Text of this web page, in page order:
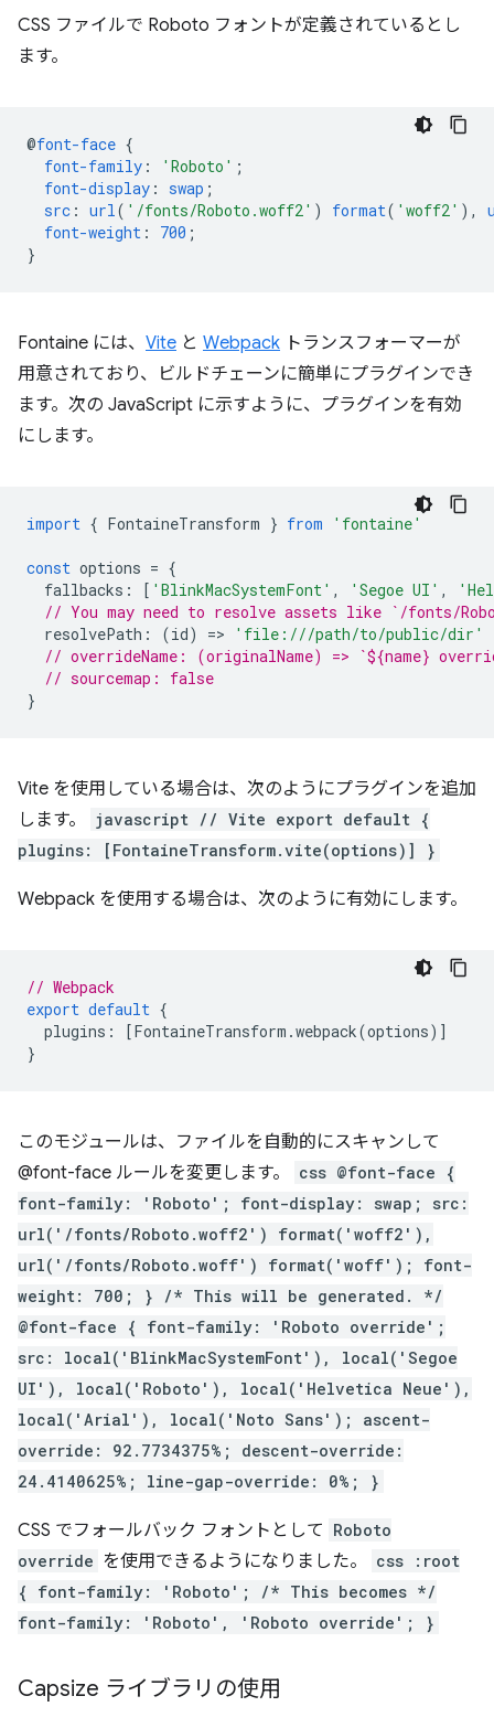
CSS ファイルで Roboto フォントが定義されているとし
ます。
@font-face {
font-family : 'Roboto' ;
font-display : swap ;
src : url( '/fonts/Roboto.woff2' ) format( 'woff2' ),
font-weight : 700 ;
}
Fontaine には、 Vite と Webpack トランスフォーマーが
用意されており、ビルドチェーンに簡単にプラグインでき
ます。次の JavaScript に示すように、プラグインを有効
にします。
import { FontaineTransform } from 'fontaine'
const options = {
fallbacks : [ 'BlinkMacSystemFont' , 'Segoe UI' ,
// You may need to resolve assets like `/fonts/
resolvePath : (id) => 'file:///path/to/public/dir'
// overrideName: (originalName) => `${name}
// sourcemap: false
}
Vite を使用している場合は、次のようにプラグインを追加
します。
javascript // Vite export default {
plugins: [FontaineTransform.vite(options)] }
Webpack を使用する場合は、次のように有効にします。
// Webpack
export default {
plugins : [FontaineTransform .webpack(options)]
}
このモジュールは、ファイルを自動的にスキャンして
@font-face ルールを変更します。
css @font-face {
font-family: 'Roboto'; font-display: swap; src:
url('/fonts/Roboto.woff2') format('woff2'),
url('/fonts/Roboto.woff') format('woff'); font-
weight: 700; } /* This will be generated. */
@font-face { font-family: 'Roboto override';
src: local('BlinkMacSystemFont'), local('Segoe
UI'), local('Roboto'), local('Helvetica Neue'),
local('Arial'), local('Noto Sans'); ascent-
override: 92.7734375%; descent-override:
24.4140625%; line-gap-override: 0%; }
CSS でフォールバック フォントとして Roboto
override を使用できるようになりました。
css :root
{ font-family: 'Roboto'; /* This becomes */
font-family: 'Roboto', 'Roboto override'; }
Capsize ライブラリの使用